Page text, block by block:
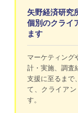
矢野経済研究
個別のクライ
ます
マーケティング
計・実施、調査
支援に至るまで
て、クライア
す。